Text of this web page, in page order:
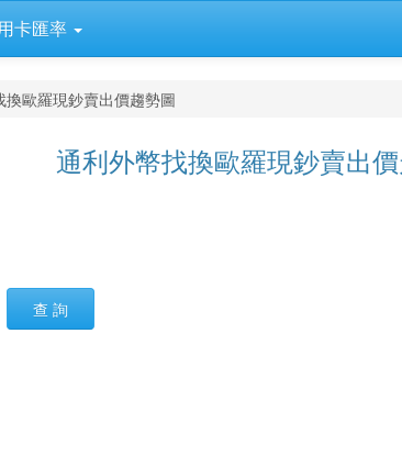
卡匯率
換歐羅現鈔賣出價趨勢圖
通利外幣找換歐羅現鈔賣出
查 詢